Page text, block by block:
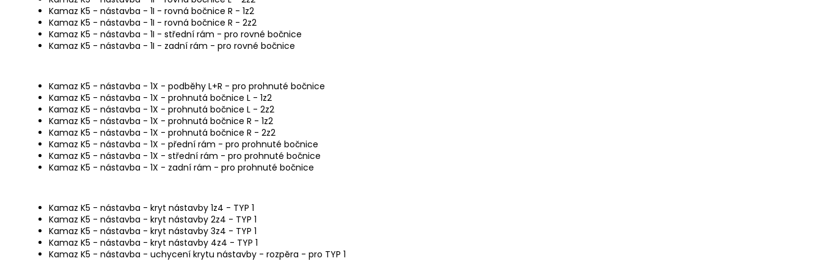
Kamaz K5 - nástavba - 1I - rovná bočnice R - 1z2
Kamaz K5 - nástavba - 1I - rovná bočnice R - 2z2
Kamaz K5 - nástavba - 1I - střední rám - pro rovné bočnice
Kamaz K5 - nástavba - 1I - zadní rám - pro rovné bočnice
Kamaz K5 - nástavba - 1X - podběhy L+R - pro prohnuté bočnice
Kamaz K5 - nástavba - 1X - prohnutá bočnice L - 1z2
Kamaz K5 - nástavba - 1X - prohnutá bočnice L - 2z2
Kamaz K5 - nástavba - 1X - prohnutá bočnice R - 1z2
Kamaz K5 - nástavba - 1X - prohnutá bočnice R - 2z2
Kamaz K5 - nástavba - 1X - přední rám - pro prohnuté bočnice
Kamaz K5 - nástavba - 1X - střední rám - pro prohnuté bočnice
Kamaz K5 - nástavba - 1X - zadní rám - pro prohnuté bočnice
Kamaz K5 - nástavba - kryt nástavby 1z4 - TYP 1
Kamaz K5 - nástavba - kryt nástavby 2z4 - TYP 1
Kamaz K5 - nástavba - kryt nástavby 3z4 - TYP 1
Kamaz K5 - nástavba - kryt nástavby 4z4 - TYP 1
Kamaz K5 - nástavba - uchycení krytu nástavby - rozpěra - pro TYP 1